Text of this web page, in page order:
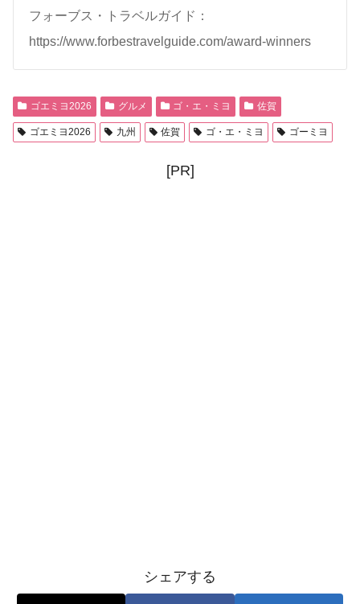
フォーブス・トラベルガイド：
https://www.forbestravelguide.com/award-winners
ゴエミヨ2026 グルメ ゴ・エ・ミヨ 佐賀
ゴエミヨ2026 九州 佐賀 ゴ・エ・ミヨ ゴーミヨ
[PR]
シェアする